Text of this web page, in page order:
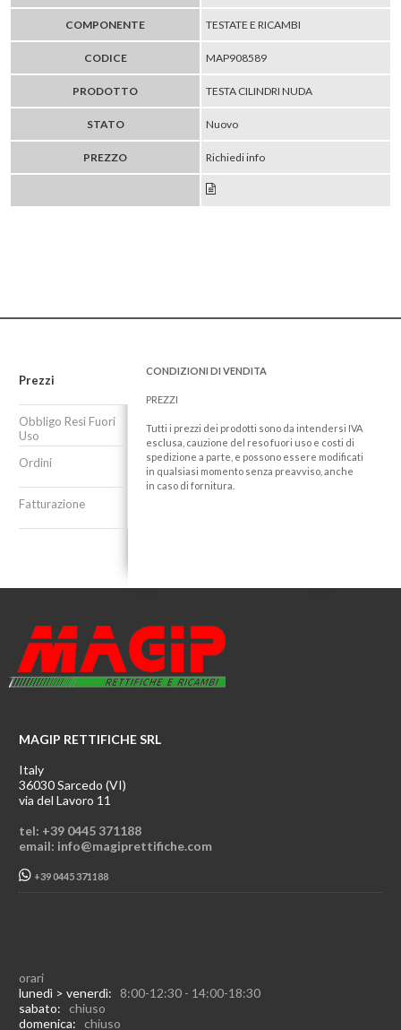
COMPONENTE TESTATE E RICAMBI
CODICE MAP908589
PRODOTTO TESTA CILINDRI NUDA
STATO Nuovo
PREZZO Richiedi info
Prezzi
Obbligo Resi Fuori
Uso
Ordini
Fatturazione
CONDIZIONI DI VENDITA
PREZZI
Tutti i prezzi dei prodotti sono da intendersi IVA
esclusa, cauzione del reso fuori uso e costi di
spedizione a parte, e possono essere modificati
in qualsiasi momento senza preavviso, anche
in caso di fornitura.
MAGIP RETTIFICHE SRL
Italy
36030 Sarcedo (VI)
via del Lavoro 11
tel: +39 0445 371188
email: info@magiprettifiche.com
+39 0445 371188
orari
lunedì > venerdì: 8:00-12:30 - 14:00-18:30
sabato: chiuso
domenica: chiuso